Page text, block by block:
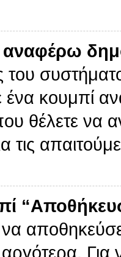
του
ένα κουμπί
θέλετε να
τις